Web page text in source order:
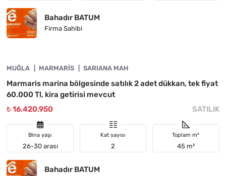
Bahadır BATUM
Firma Sahibi
FIYATI DÜŞTÜ
MUĞLA MARMARIS SARIANA MAH
Marmaris marina bölgesinde satılık 2 adet dükkan, tek fiyat
60.000 Tl, kira getirisi mevcut
₺ 16.420.950
SATILIK
Bina yaşı
26-30 arası
Kat sayısı
2
Toplam m²
45 m²
Bahadır BATUM